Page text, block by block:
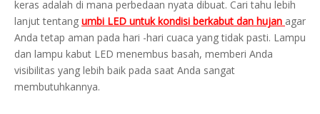
keras adalah di mana perbedaan nyata dibuat. Cari tahu lebih
lanjut tentang umbi LED untuk kondisi berkabut dan hujan agar
Anda tetap aman pada hari -hari cuaca yang tidak pasti. Lampu
dan lampu kabut LED menembus basah, memberi Anda
visibilitas yang lebih baik pada saat Anda sangat
membutuhkannya.